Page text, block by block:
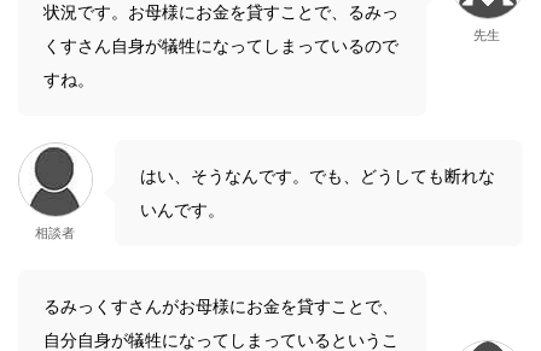
状況です。お母様にお金を貸すことで、るみっ
くすさん自身が犠牲になってしまっているので
すね。
先生
相談者
はい、そうなんです。でも、どうしても断れな
いんです。
るみっくすさんがお母様にお金を貸すことで、
自分自身が犠牲になってしまっているというこ